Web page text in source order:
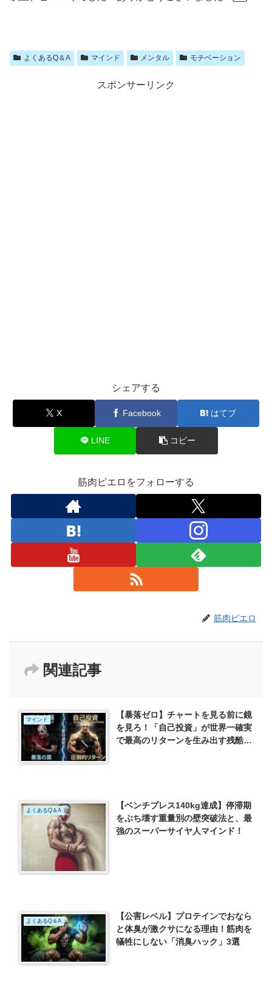
よくあるQ＆A マインド メンタル モチベーション
スポンサーリンク
シェアする
X Facebook はてブ
LINE コピー
筋肉ピエロをフォローする
筋肉ピエロ
関連記事
マインド
【暴落ゼロ】チャートを見る前に鏡
を見ろ！「自己投資」が世界一確実
で最高のリターンを生み出す残酷な
よくあるQ＆A
【ベンチプレス140kg達成】停滞期
をぶち壊す重量別の壁突破法と、最
強のスーパーサイヤ人マインド！
よくあるQ＆A
【公害レベル】プロテインでおなら
と体臭が激クサになる理由！筋肉を
犠牲にしない「消臭ハック」3選